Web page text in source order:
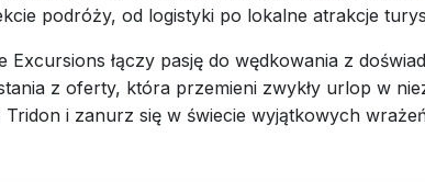
podróży, od logistyki po lokalne atrakcje
Excursions łączy pasję do wędkowania z
z oferty, która przemieni zwykły urlop w
i zanurz się w świecie wyjątkowych